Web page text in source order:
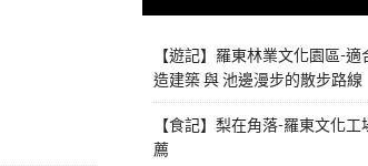
【遊記】羅東林業文化園區-
造建築 與 池邊漫步的散步路線
【食記】梨在角落-羅東文化
薦